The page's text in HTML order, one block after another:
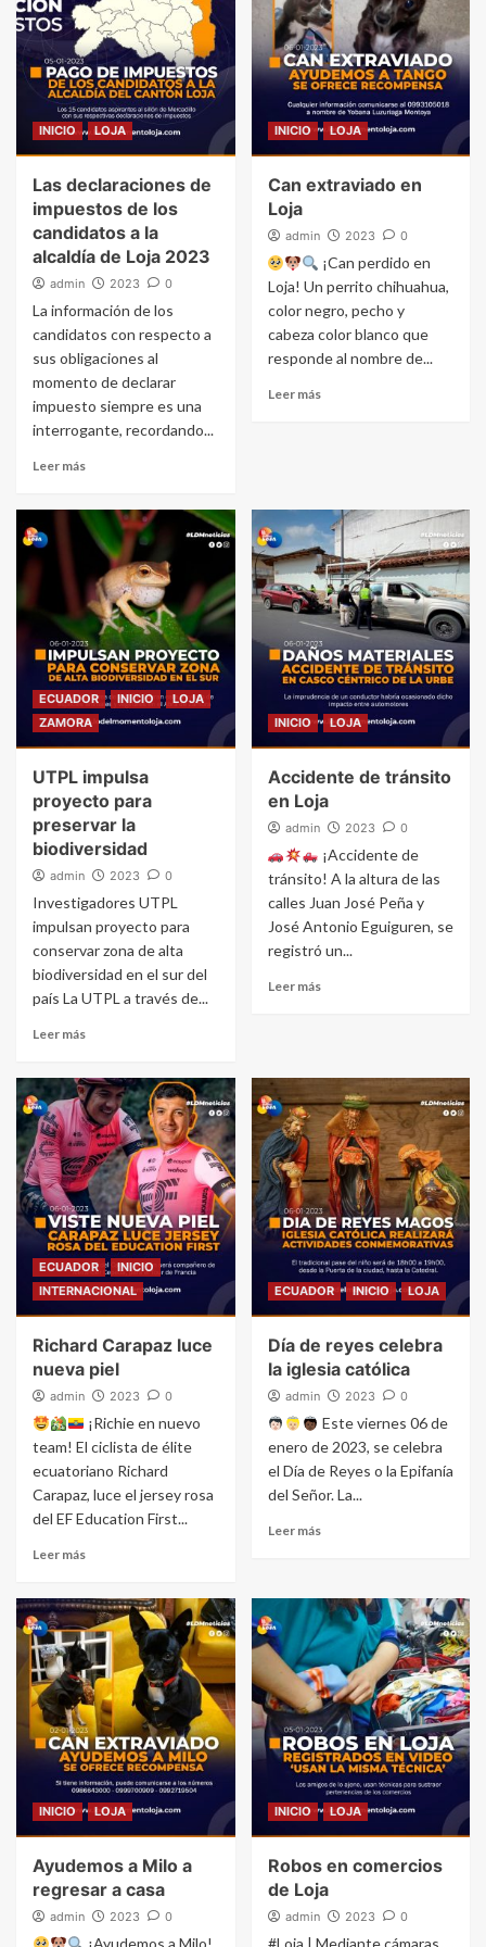
INICIO LOJA
Las declaraciones de
impuestos de los
candidatos a la
alcaldía de Loja 2023
admin 2023 0
La información de los
candidatos con respecto a
sus obligaciones al
momento de declarar
impuesto siempre es una
interrogante, recordando...
Leer más
INICIO LOJA
Can extraviado en
Loja
admin 2023 0
¡Can perdido en
Loja! Un perrito chihuahua,
color negro, pecho y
cabeza color blanco que
responde al nombre de...
Leer más
ECUADOR INICIO
LOJA
ZAMORA
UTPL impulsa
proyecto para
preservar la
biodiversidad
admin 2023 0
Investigadores UTPL
impulsan proyecto para
conservar zona de alta
biodiversidad en el sur del
país La UTPL a través de...
Leer más
INICIO LOJA
Accidente de tránsito
en Loja
admin 2023 0
¡Accidente de
tránsito! A la altura de las
calles Juan José Peña y
José Antonio Eguiguren, se
registró un...
Leer más
ECUADOR
INICIO
INTERNACIONAL
Richard Carapaz luce
nueva piel
admin 2023 0
¡Richie en nuevo
team! El ciclista de élite
ecuatoriano Richard
Carapaz, luce el jersey rosa
del EF Education First...
Leer más
ECUADOR INICIO LOJA
Día de reyes celebra
la iglesia católica
admin 2023 0
Este viernes 06 de
enero de 2023, se celebra
el Día de Reyes o la Epifanía
del Señor. La...
Leer más
INICIO LOJA
Ayudemos a Milo a
regresar a casa
admin 2023 0
INICIO LOJA
Robos en comercios
de Loja
admin 2023 0